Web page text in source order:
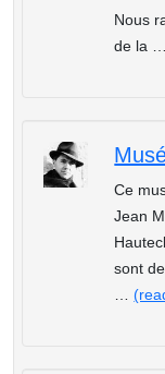
Nous
de la
Ce
Jean
sont
…